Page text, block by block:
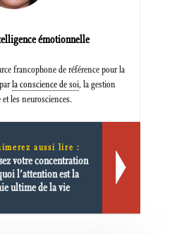
émotionnelle
francophone de référence pour la
la conscience de soi, la gestion
les neurosciences.
aussi lire :
votre concentration
l’attention est la
ultime de la vie